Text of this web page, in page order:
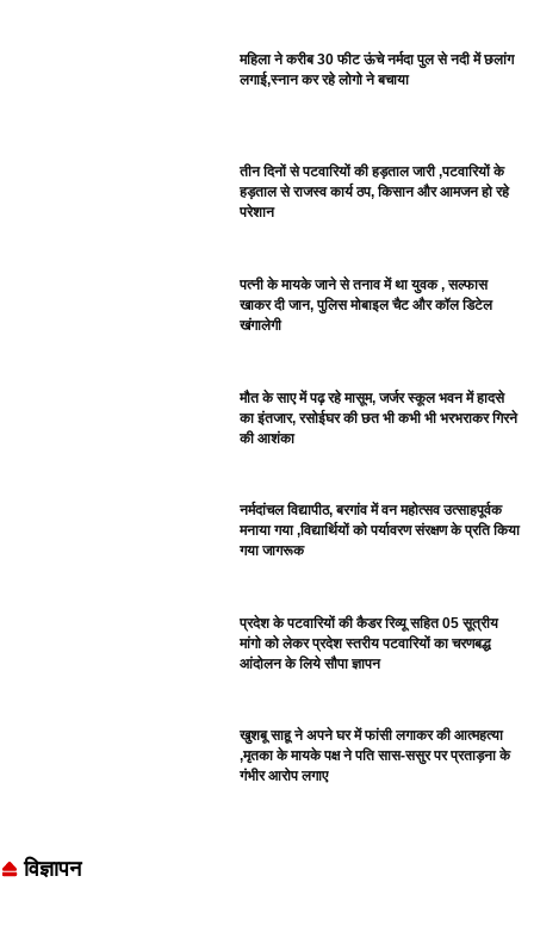
महिला ने करीब 30 फीट ऊंचे नर्मदा पुल से नदी में छलांग
लगाई,स्नान कर रहे लोगो ने बचाया
तीन दिनों से पटवारियों की हड़ताल जारी ,पटवारियों के
हड़ताल से राजस्व कार्य ठप, किसान और आमजन हो रहे
परेशान
पत्नी के मायके जाने से तनाव में था युवक , सल्फास
खाकर दी जान, पुलिस मोबाइल चैट और कॉल डिटेल
खंगालेगी
मौत के साए में पढ़ रहे मासूम, जर्जर स्कूल भवन में हादसे
का इंतजार, रसोईघर की छत भी कभी भी भरभराकर गिरने
की आशंका
नर्मदांचल विद्यापीठ, बरगांव में वन महोत्सव उत्साहपूर्वक
मनाया गया ,विद्यार्थियों को पर्यावरण संरक्षण के प्रति किया
गया जागरूक
प्रदेश के पटवारियों की कैडर रिव्यू सहित 05 सूत्रीय
मांगो को लेकर प्रदेश स्तरीय पटवारियों का चरणबद्ध
आंदोलन के लिये सौपा ज्ञापन
खुशबू साहू ने अपने घर में फांसी लगाकर की आत्महत्या
,मृतका के मायके पक्ष ने पति सास-ससुर पर प्रताड़ना के
गंभीर आरोप लगाए
विज्ञापन